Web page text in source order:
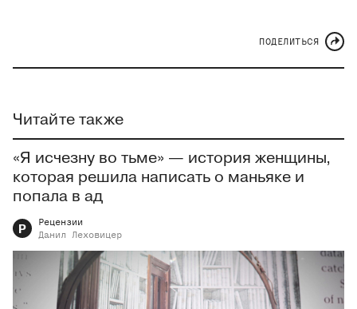
ПОДЕЛИТЬСЯ
Читайте также
«Я исчезну во тьме» — история женщины,
которая решила написать о маньяке и
попала в ад
Р
Рецензии
Данил
Леховицер